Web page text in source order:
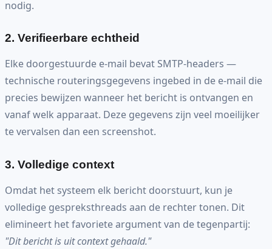
nodig.
2. Verifieerbare echtheid
Elke doorgestuurde e-mail bevat SMTP-headers —
technische routeringsgegevens ingebed in de e-mail die
precies bewijzen wanneer het bericht is ontvangen en
vanaf welk apparaat. Deze gegevens zijn veel moeilijker
te vervalsen dan een screenshot.
3. Volledige context
Omdat het systeem elk bericht doorstuurt, kun je
volledige gespreksthreads aan de rechter tonen. Dit
elimineert het favoriete argument van de tegenpartij:
"Dit bericht is uit context gehaald."